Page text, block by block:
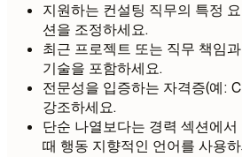
지원하는 컨설팅 직무의 특정
션을 조정하세요.
최근 프로젝트 또는 직무 책임
기술을 포함하세요.
전문성을 입증하는 자격증(예:
강조하세요.
단순 나열보다는 경력 섹션에
때 행동 지향적인 언어를 사용